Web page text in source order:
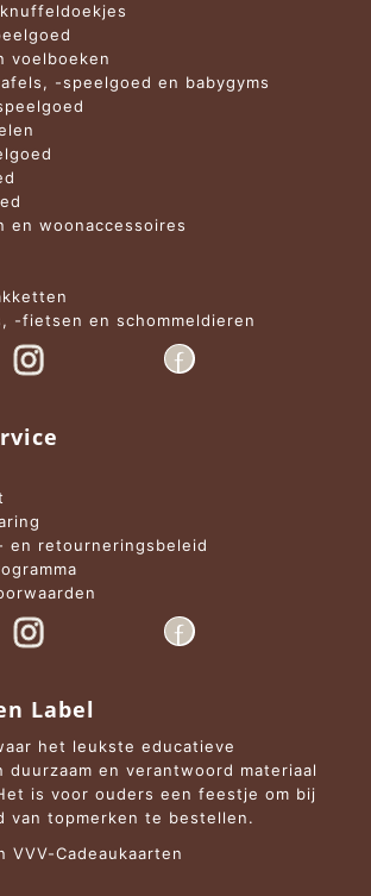
voelboeken
-speelgoed en babygyms
en woonaccessoires
-fietsen en schommeldieren
en retourneringsbeleid
Label
het leukste educatieve
duurzaam en verantwoord materiaal
is voor ouders een feestje om bij
van topmerken te bestellen.
VVV-Cadeaukaarten